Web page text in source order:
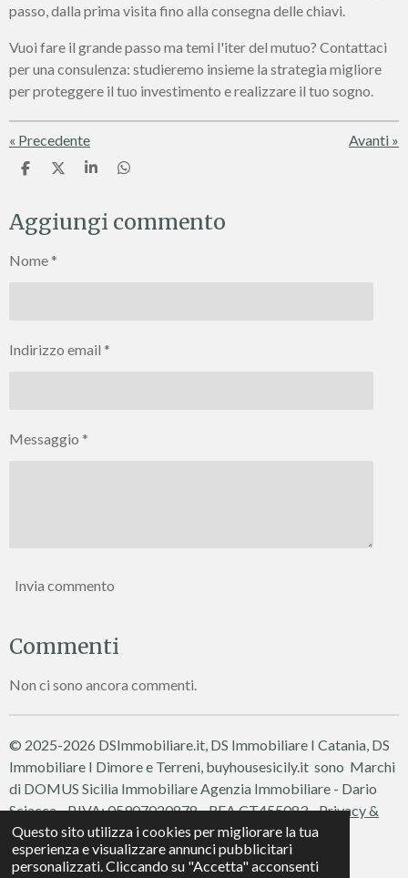
Questo sito utilizza i cookies per migliorare la tua
esperienza e visualizzare annunci pubblicitari
personalizzati. Cliccando su "Accetta" acconsenti
passo, dalla prima visita fino alla consegna delle chiavi.
Vuoi fare il grande passo ma temi l'iter del mutuo? Contattaci
per una consulenza: studieremo insieme la strategia migliore
per proteggere il tuo investimento e realizzare il tuo sogno.
« Precedente Avanti »
C
d
i
i
C
d
i
C
d
i
C
d
i
Aggiungi commento
Nome *
Indirizzo email *
Messaggio *
Invia commento
Commenti
Non ci sono ancora commenti.
© 2025-2026 DSImmobiliare.it, DS Immobiliare I Catania, DS
Immobiliare I Dimore e Terreni, buyhousesicily.it sono Marchi
di DOMUS Sicilia ImmobiliareAgenzia Immobiliare - Dario
Sciacca - P.IVA: 05907020878 - REA CT455083 -Privacy &
Cookie Policy
Fornito daWebador